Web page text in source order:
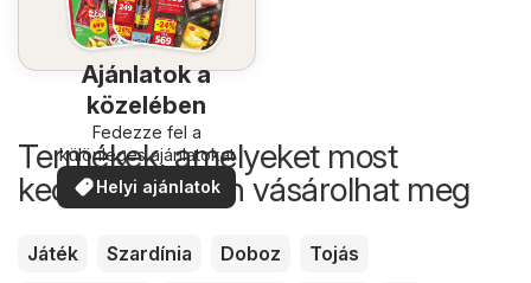
Ajánlatok a
közelében
Fedezze fel a
különleges ajánlatokat
Helyi ajánlatok
Termékek, amelyeket most
kedvezőbb áron vásárolhat meg
Játék Szardínia Doboz
Tojás